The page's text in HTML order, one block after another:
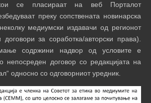
се пласираат на веб Порталот
преку сопствената новинарска
медиумски издавачи од регионот
договори за соработка/авторски права).
содржини надвор од условите е
непосреден договор со редакцијата на
односно со одговорниот уредник.